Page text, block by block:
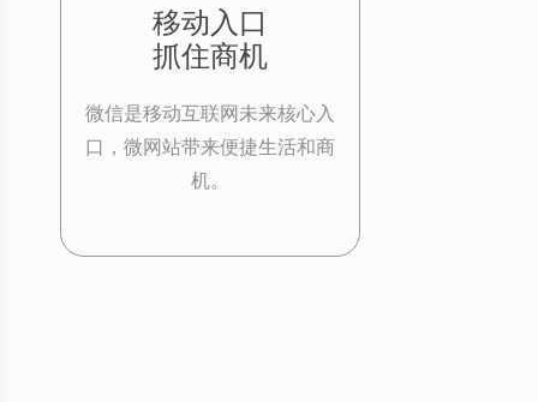
移动入口
抓住商机
微信是移动互联网未来核心入
口，微网站带来便捷生活和商
机。